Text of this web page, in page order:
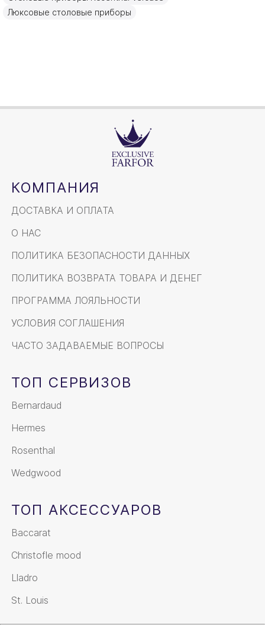
Материал
Золото
18см
Люксовые столовые приборы
КОМПАНИЯ
ДОСТАВКА И ОПЛАТА
О НАС
ПОЛИТИКА БЕЗОПАСНОСТИ ДАННЫХ
ПОЛИТИКА ВОЗВРАТА ТОВАРА И ДЕНЕГ
ПРОГРАММА ЛОЯЛЬНОСТИ
УСЛОВИЯ СОГЛАШЕНИЯ
ЧАСТО ЗАДАВАЕМЫЕ ВОПРОСЫ
ТОП СЕРВИЗОВ
Bernardaud
Hermes
Rosenthal
Wedgwood
ТОП АКСЕССУАРОВ
Baccarat
Christofle mood
Lladro
St. Louis